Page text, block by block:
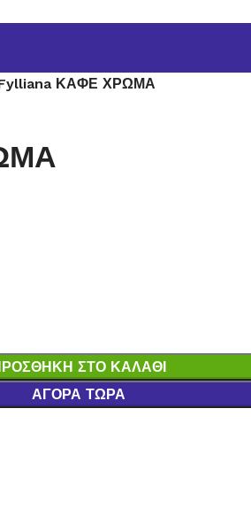
ΚΑΦΕ ΧΡΩΜΑ
ΣΤΟ ΚΑΛΆΘΙ
ΑΓΟΡΆ ΤΏΡΑ